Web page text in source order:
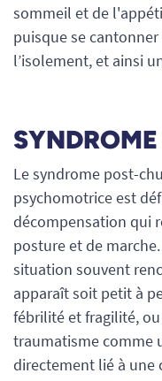
sommeil et de
puisque se
l’isolement, et ainsi
Le syndrome post-
psychomotrice est
décompensation qui
posture et de
situation souvent
apparaît soit petit à
fébrilité et fragilité,
traumatisme comme
directement lié à une